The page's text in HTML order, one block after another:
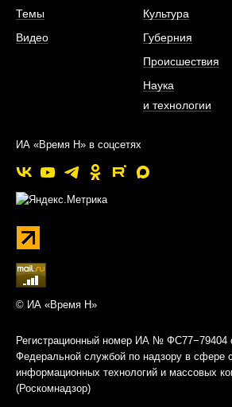
Темы
Видео
Культура
Губерния
Происшествия
Наука
и технологии
ИА «Время Н» в соцсетях
© ИА «Время Н»
Регистрационный номер ИА № ФС77−79404
Федеральной службой по надзору в сфере
информационных технологий и массовых
(Роскомнадзор)